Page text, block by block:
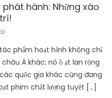
phát hành: Những xáo
phẩm hoạt hình không chỉ
Á khác; nó ồ ạt lan rộng
quốc gia khác cũng đang
phim chất lượng tuyệt […]